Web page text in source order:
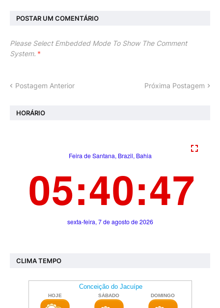
POSTAR UM COMENTÁRIO
Please Select Embedded Mode To Show The Comment
System. *
Postagem Anterior Próxima Postagem
HORÁRIO
CLIMA TEMPO